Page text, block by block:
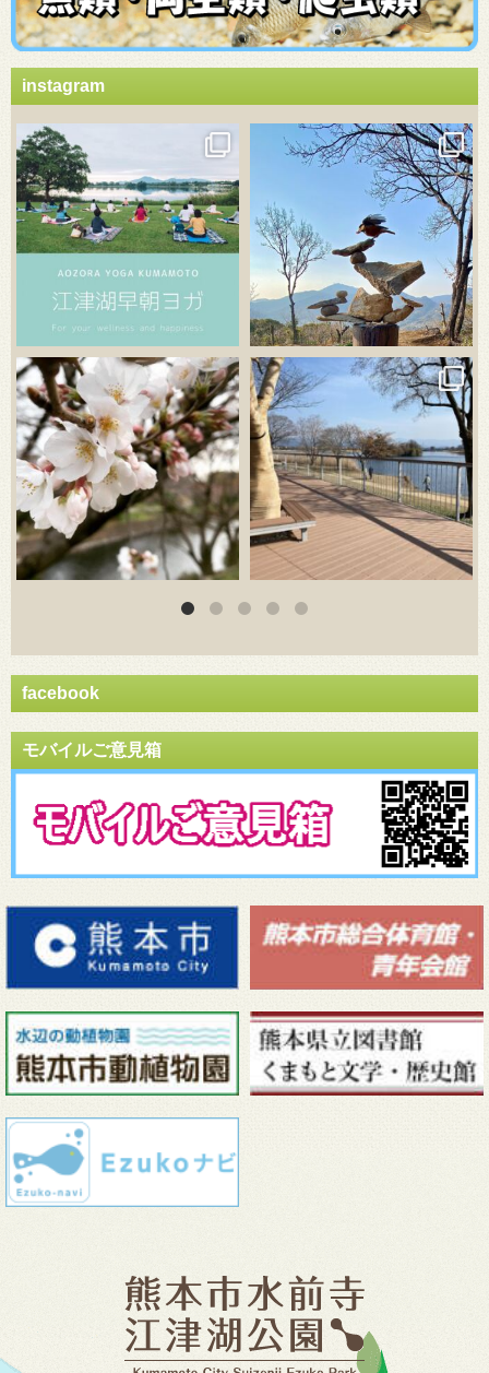
instagram
3月 20
3月 18
3月 18
facebook
モバイルご意見箱